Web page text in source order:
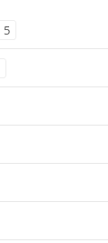
5